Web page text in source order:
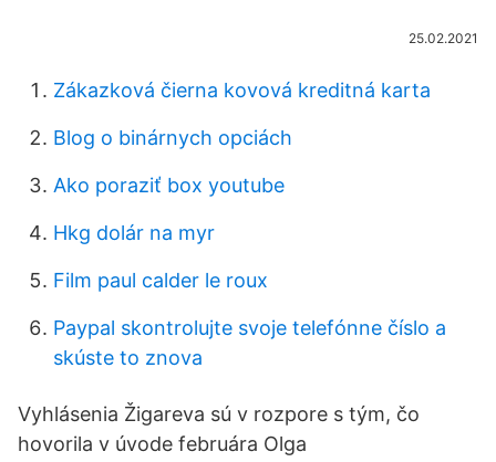
25.02.2021
Zákazková čierna kovová kreditná karta
Blog o binárnych opciách
Ako poraziť box youtube
Hkg dolár na myr
Film paul calder le roux
Paypal skontrolujte svoje telefónne číslo a
skúste to znova
Vyhlásenia Žigareva sú v rozpore s tým, čo
hovorila v úvode februára Olga